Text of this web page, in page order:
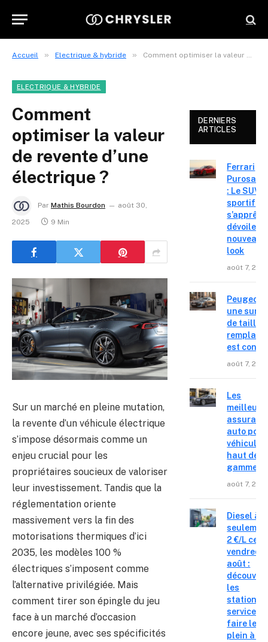
Accueil » Electrique & hybride » Comment optimiser la valeur de revente d’une électrique ?
ELECTRIQUE & HYBRIDE
Comment
optimiser la valeur
de revente d’une
électrique ?
Par Mathis Bourdon
août 30,
2025
9 Min
Sur un marché en pleine mutation,
la revente d’un véhicule électrique
s’impose désormais comme un
enjeu crucial pour les
propriétaires soucieux de valoriser
leur investissement. Tandis que la
réglementation oriente
massivement vers la fin des
motorisations thermiques d’ici
2035, les modèles 100 %
électriques s’imposent comme
l’alternative privilégiée. Mais
comment tirer son épingle du jeu
face à un marché d’occasion
encore jeune, avec ses spécificités
DERNIERS
ARTICLES
Ferrari
: Le SUV
sportif
s’apprête
dévoiler
nouveau
look
août 7,
Peugeot
une
de taille,
est
août 7,
Les
auto pour
véhicules
haut de
gamme
août 7,
Diesel à
2 €/L ce
vendredi
août :
les
stations-
service où
faire le
plein à 19